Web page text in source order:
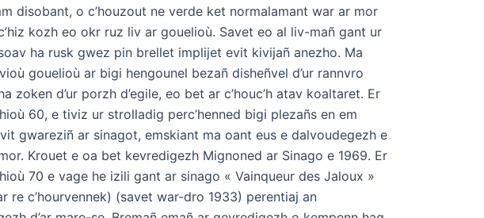
disobant, o c’houzout ne verde ket normalamant war ar mor
kozh eo okr ruz liv ar gouelioù. Savet eo al liv-mañ gant ur
ha rusk gwez pin brellet implijet evit kivijañ anezho. Ma
gouelioù ar bigi hengounel bezañ disheñvel d’ur rannvro
zoken d’ur porzh d’egile, eo bet ar c’houc’h atav koaltaret. Er
60, e tiviz ur strolladig perc’henned bigi plezañs en em
gwareziñ ar sinagot, emskiant ma oant eus e dalvoudegezh e
Krouet e oa bet kevredigezh Mignoned ar Sinago e 1969. Er
70 e vage he izili gant ar sinago « Vainqueur des Jaloux »
re c’hourvennek) (savet war-dro 1933) perentiaj an